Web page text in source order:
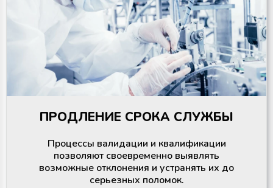
ПРОДЛЕНИЕ СРОКА СЛУЖБЫ
Процессы валидации и квалификации
позволяют своевременно выявлять
возможные отклонения и устранять их до
серьезных поломок.